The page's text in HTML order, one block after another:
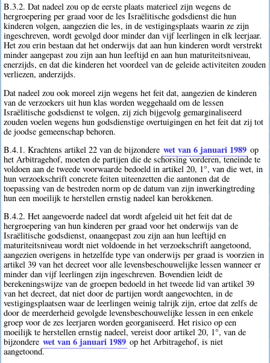
B.3.2. Dat nadeel zou op de eerste plaats materieel zijn wegens de
hergroepering per graad voor de les Israëlitische godsdienst die hun
kinderen volgen, aangezien die les, in de vestigingsplaats waarin ze zijn
ingeschreven, wordt gevolgd door minder dan vijf leerlingen in elk leerjaar.
Het zou erin bestaan dat het onderwijs dat aan hun kinderen wordt verstrekt
minder aangepast zou zijn aan hun leeftijd en aan hun maturiteitsniveau,
enerzijds, en dat die kinderen het voordeel van de geleide activiteiten zouden
verliezen, anderzijds.
Dat nadeel zou ook moreel zijn wegens het feit dat, aangezien de kinderen
van de verzoekers uit hun klas worden weggehaald om de lessen
Israëlitische godsdienst te volgen, zij zich bijgevolg gemarginaliseerd
zouden voelen wegens hun godsdienstige overtuigingen en het feit dat zij tot
de joodse gemeenschap behoren.
B.4.1. Krachtens artikel 22 van de bijzondere wet van 6 januari 1989 op
het Arbitragehof, moeten de partijen die de schorsing vorderen, teneinde te
voldoen aan de tweede voorwaarde bedoeld in artikel 20, 1°, van die wet, in
hun verzoekschrift concrete feiten uiteenzetten die aantonen dat de
toepassing van de bestreden norm op de datum van zijn inwerkingtreding
hun een moeilijk te herstellen ernstig nadeel kan berokkenen.
B.4.2. Het aangevoerde nadeel dat wordt afgeleid uit het feit dat de
hergroepering van hun kinderen per graad voor het onderwijs van de
Israëlitische godsdienst, onaangepast zou zijn aan hun leeftijd en
maturiteitsniveau wordt niet voldoende in het verzoekschrift aangetoond,
aangezien overigens in hetzelfde type van onderwijs per graad is voorzien in
artikel 39 van het decreet voor alle levensbeschouwelijke lessen wanneer er
minder dan vijf leerlingen zijn ingeschreven. Bovendien leidt de
berekeningswijze van de groepen bedoeld in het tweede lid van artikel 39
van het decreet, dat niet door de partijen wordt aangevochten, in de
vestigingsplaatsen waar de leerlingen weinig talrijk zijn, ertoe dat zelfs de
door de meerderheid gevolgde levensbeschouwelijke lessen in een enkele
groep voor de zes leerjaren worden georganiseerd. Het risico op een
moeilijk te herstellen ernstig nadeel, vereist door artikel 20, 1°, van de
bijzondere wet van 6 januari 1989 op het Arbitragehof, is niet
aangetoond.